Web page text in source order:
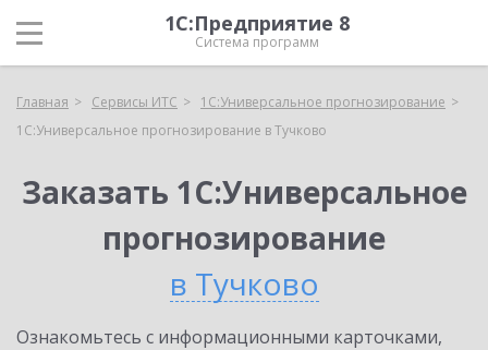
1С:Предприятие 8
Система программ
Главная Сервисы ИТС
1С:Универсальное прогнозирование
1С:Универсальное прогнозирование в Тучково
Заказать 1С:Универсальное
прогнозирование
в Тучково
Ознакомьтесь с информационными карточками,